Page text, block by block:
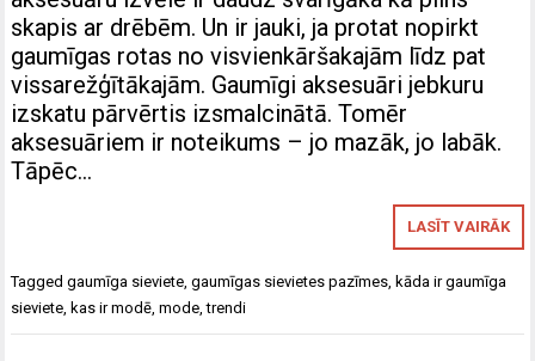
skapis ar drēbēm. Un ir jauki, ja protat nopirkt
gaumīgas rotas no visvienkāršakajām līdz pat
vissarežģītākajām. Gaumīgi aksesuāri jebkuru
izskatu pārvērtis izsmalcinātā. Tomēr
aksesuāriem ir noteikums – jo mazāk, jo labāk.
Tāpēc…
LASĪT VAIRĀK
Taggedgaumīga sieviete ,gaumīgas sievietes pazīmes ,kāda ir gaumīga
sieviete ,kas ir modē ,mode ,trendi